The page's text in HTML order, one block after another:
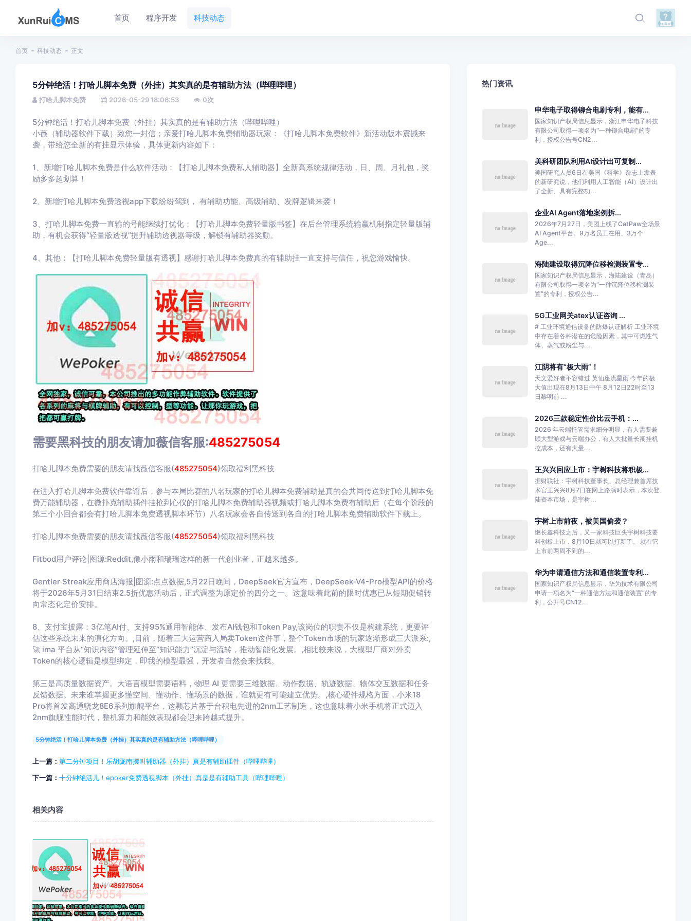
首页 程序开发 科技动态
首页 科技动态 正文
5分钟绝活！打哈儿脚本免费（外挂）其实真的是有辅助方法（哔哩哔哩）
打哈儿脚本免费 2026-05-29 18:06:53 0次
5分钟绝活！打哈儿脚本免费（外挂）其实真的是有辅助方法（哔哩哔哩）
小薇（辅助器软件下载）致您一封信；亲爱打哈儿脚本免费辅助器玩家：《打哈儿脚本免费软件》新活动版本震撼来
袭，带给您全新的有挂显示体验，具体更新内容如下：
1、新增打哈儿脚本免费是什么软件活动：【打哈儿脚本免费私人辅助器】全新高系统规律活动，日、周、月礼包，奖
励多多超划算！
2、新增打哈儿脚本免费透视app下载纷纷驾到， 有辅助功能、高级辅助、发牌逻辑来袭！
3、打哈儿脚本免费一直输的号能继续打优化；【打哈儿脚本免费轻量版书签】在后台管理系统输赢机制指定轻量版辅
助，有机会获得“轻量版透视”提升辅助透视器等级，解锁有辅助器奖励。
4、其他：【打哈儿脚本免费轻量版有透视】感谢打哈儿脚本免费真的有辅助挂一直支持与信任，祝您游戏愉快。
需要黑科技的朋友请加薇信客服:485275054
打哈儿脚本免费需要的朋友请找薇信客服(485275054)领取福利黑科技
在进入打哈儿脚本免费软件靠谱后，参与本局比赛的八名玩家的打哈儿脚本免费辅助是真的会共同传送到打哈儿脚本免
费万能辅助器，在微扑克辅助插件挂抢到心仪的打哈儿脚本免费辅助器视频或打哈儿脚本免费有辅助后（在每个阶段的
第三个小回合都会有打哈儿脚本免费透视脚本环节）八名玩家会各自传送到各自的打哈儿脚本免费辅助软件下载上。
打哈儿脚本免费需要的朋友请找薇信客服(485275054)领取福利黑科技
Fitbod用户评论|图源:Reddit,像小雨和瑞瑞这样的新一代创业者，正越来越多。
Gentler Streak应用商店海报|图源:点点数据,5月22日晚间，DeepSeek官方宣布，DeepSeek-V4-Pro模型API的价格
将于2026年5月31日结束2.5折优惠活动后，正式调整为原定价的四分之一。这意味着此前的限时优惠已从短期促销转
向常态化定价安排。
8、支付宝披露：3亿笔AI付、支持95%通用智能体、发布AI钱包和Token Pay,该岗位的职责不仅是构建系统，更要评
估这些系统未来的演化方向。,目前，随着三大运营商入局卖Token这件事，整个Token市场的玩家逐渐形成三大派系:,
🚀 ima 平台从“知识内容”管理延伸至“知识能力”沉淀与流转，推动智能化发展。,相比较来说，大模型厂商对外卖
Token的核心逻辑是模型绑定，即我的模型最强，开发者自然会来找我。
第三是高质量数据资产。大语言模型需要语料，物理 AI 更需要三维数据、动作数据、轨迹数据、物体交互数据和任务
反馈数据。未来谁掌握更多懂空间、懂动作、懂场景的数据，谁就更有可能建立优势。,核心硬件规格方面，小米18
Pro将首发高通骁龙8E6系列旗舰平台，这颗芯片基于台积电先进的2nm工艺制造，这也意味着小米手机将正式迈入
2nm旗舰性能时代，整机算力和能效表现都会迎来跨越式提升。
5分钟绝活！打哈儿脚本免费（外挂）其实真的是有辅助方法（哔哩哔哩）
上一篇： 第二分钟项目！乐胡陇南摆叫辅助器（外挂）真是有辅助插件（哔哩哔哩）
下一篇： 十分钟绝活儿！epoker免费透视脚本（外挂）真是是有辅助工具（哔哩哔哩）
相关内容
热门资讯
申华电子取得铆合电刷专利，能有...
国家知识产权局信息显示，浙江申华电子科技
有限公司取得一项名为“一种铆合电刷”的专
利，授权公告号CN2...
美科研团队利用AI设计出可复制...
美国研究人员6日在美国《科学》杂志上发表
的新研究说，他们利用人工智能（AI）设计出
了全新、具有完整功...
企业AI Agent落地案例拆...
2026年7月27日，美团上线了CatPaw全场景
AI Agent平台。9万名员工在用、3万个
Age...
海陆建设取得沉降位移检测装置专...
国家知识产权局信息显示，海陆建设（青岛）
有限公司取得一项名为“一种沉降位移检测装
置”的专利，授权公告...
5G工业网关atex认证咨询 ...
# 工业环境通信设备的防爆认证解析 工业环境
中存在着各种潜在的危险因素，其中可燃性气
体、蒸气或粉尘与...
江阴将有“极大雨”！
天文爱好者不容错过 英仙座流星雨 今年的极
大值出现在8月13日中午 8月12日22时至13
日黎明前 ...
2026三款稳定性价比云手机：...
2026 年云端托管需求细分明显，有人需要兼
顾大型游戏与云端办公，有人大批量长期挂机
控成本，还有大量...
王兴兴回应上市：宇树科技将积极...
据财联社：宇树科技董事长、总经理兼首席技
术官王兴兴8月7日在网上路演时表示，本次登
陆资本市场，是宇树...
宇树上市前夜，被美国偷袭？
继长鑫科技之后，又一家科技巨头宇树科技要
科创板上市，8月10日就可以打新了。 就在它
上市前两周不到的...
华为申请通信方法和通信装置专利...
国家知识产权局信息显示，华为技术有限公司
申请一项名为“一种通信方法和通信装置”的专
利，公开号CN12...